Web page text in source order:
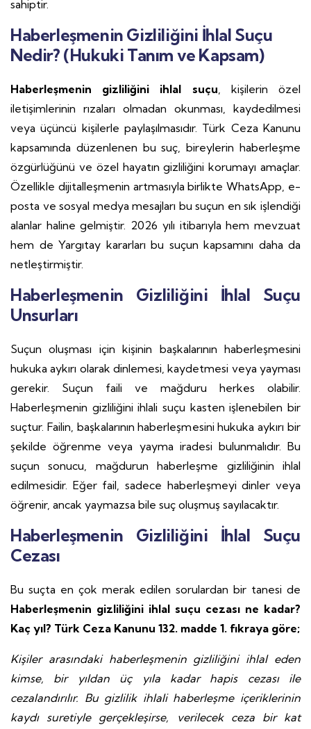
sahiptir.
Haberleşmenin Gizliliğini İhlal Suçu
Nedir? (Hukuki Tanım ve Kapsam)
Haberleşmenin gizliliğini ihlal suçu, kişilerin özel
iletişimlerinin rızaları olmadan okunması, kaydedilmesi
veya üçüncü kişilerle paylaşılmasıdır. Türk Ceza Kanunu
kapsamında düzenlenen bu suç, bireylerin haberleşme
özgürlüğünü ve özel hayatın gizliliğini korumayı amaçlar.
Özellikle dijitalleşmenin artmasıyla birlikte WhatsApp, e-
posta ve sosyal medya mesajları bu suçun en sık işlendiği
alanlar haline gelmiştir. 2026 yılı itibarıyla hem mevzuat
hem de Yargıtay kararları bu suçun kapsamını daha da
netleştirmiştir.
Haberleşmenin Gizliliğini İhlal Suçu
Unsurları
Suçun oluşması için kişinin başkalarının haberleşmesini
hukuka aykırı olarak dinlemesi, kaydetmesi veya yayması
gerekir. Suçun faili ve mağduru herkes olabilir.
Haberleşmenin gizliliğini ihlali suçu kasten işlenebilen bir
suçtur. Failin, başkalarının haberleşmesini hukuka aykırı bir
şekilde öğrenme veya yayma iradesi bulunmalıdır. Bu
suçun sonucu, mağdurun haberleşme gizliliğinin ihlal
edilmesidir. Eğer fail, sadece haberleşmeyi dinler veya
öğrenir, ancak yaymazsa bile suç oluşmuş sayılacaktır.
Haberleşmenin Gizliliğini İhlal Suçu
Cezası
Bu suçta en çok merak edilen sorulardan bir tanesi de
Haberleşmenin gizliliğini ihlal suçu cezası ne kadar?
Kaç yıl? Türk Ceza Kanunu 132. madde 1. fıkraya göre;
Kişiler arasındaki haberleşmenin gizliliğini ihlal eden
kimse, bir yıldan üç yıla kadar hapis cezası ile
cezalandırılır. Bu gizlilik ihlali haberleşme içeriklerinin
kaydı suretiyle gerçekleşirse, verilecek ceza bir kat